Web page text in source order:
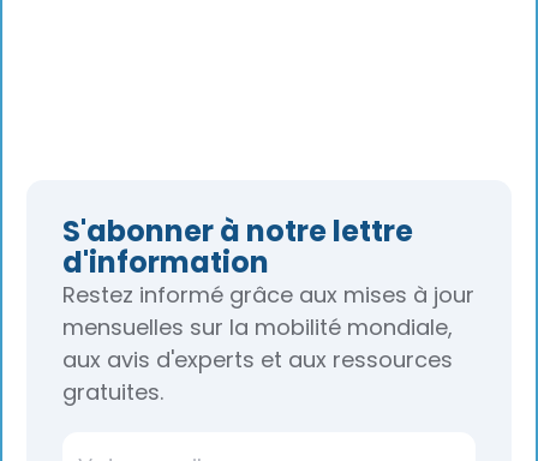
S'abonner à notre lettre
d'information
Restez informé grâce aux mises à jour
mensuelles sur la mobilité mondiale,
aux avis d'experts et aux ressources
gratuites.